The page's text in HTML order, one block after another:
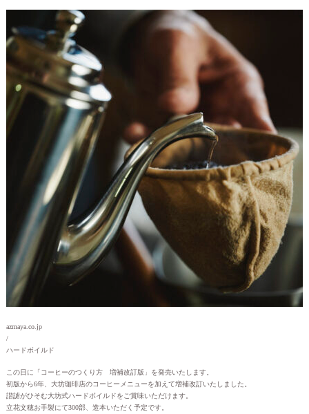
azmaya.co.jp
/
ハードボイルド
この日に「コーヒーのつくり方 増補改訂版」を発売いたします。
初版から6年、大坊珈琲店のコーヒーメニューを加えて増補改訂いたしました。
諧謔がひそむ大坊式ハードボイルドをご賞味いただけます。
立花文穂お手製にて300部、造本いただく予定です。